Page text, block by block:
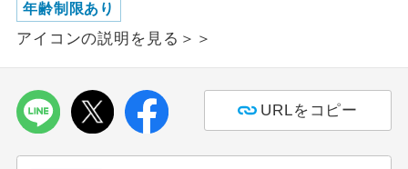
年齢制限あり
アイコンの説明を見る＞＞
URLをコピー
航空会社指定
画にとても便利です。
す。
おひとり様バ
おひとり様でバス席を2席利⽤できま
す。